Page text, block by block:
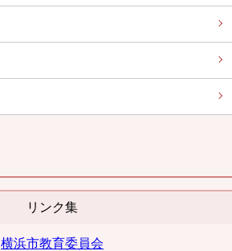
リンク集
横浜市教育委員会